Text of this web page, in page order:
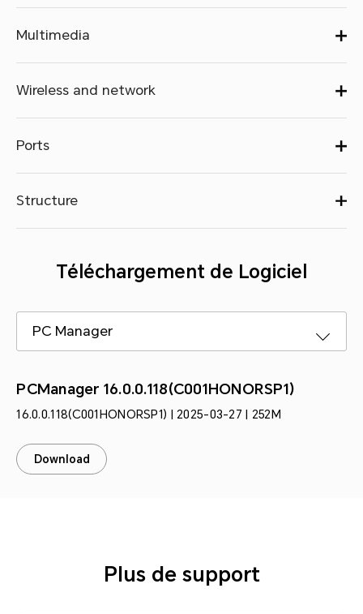
Multimedia
Wireless and network
Ports
Structure
Téléchargement de Logiciel
PC Manager
PCManager 16.0.0.118(C001HONORSP1)
16.0.0.118(C001HONORSP1) | 2025-03-27 | 252M
Download
Plus de support